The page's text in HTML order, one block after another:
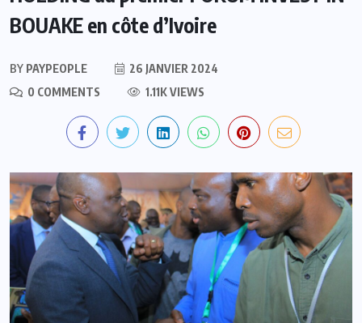
BOUAKE en côte d’Ivoire
BY PAYPEOPLE
26 JANVIER 2024
0 COMMENTS
1.11K VIEWS